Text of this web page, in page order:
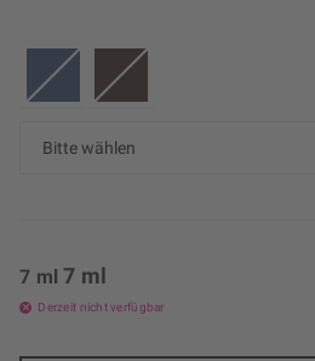
7 ml7 ml
Derzeit nicht verfügbar